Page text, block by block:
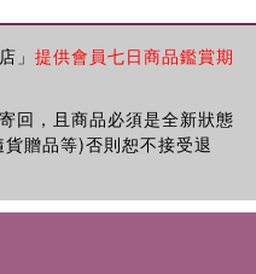
想知道嗎?
爾科克(David Wilcock)的
無法知道月球與太陽系的
的朋友們，
是你改變自已與人類未來的
學院】。
內人修補月球的女媧氏
洛出書 聖人則之
之戰 天昏地暗
陸的印地安始祖
極顛倒 洪水滔天
大洪水的蒙古移民
」 提供會員七日商品鑑賞期
回，且商品必須是全新狀態
贈品等)否則恕不接受退